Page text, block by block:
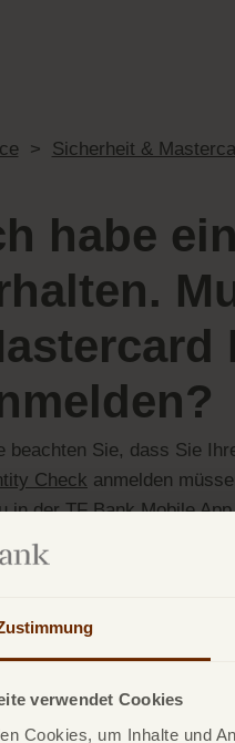
verwendet Cookies
Cookies, um Inhalte und
> Sicherheit &
habe
beachten Sie, dass Sie
Check anmelden
in derTF Bank Mobile App
lediglich einmal de- und